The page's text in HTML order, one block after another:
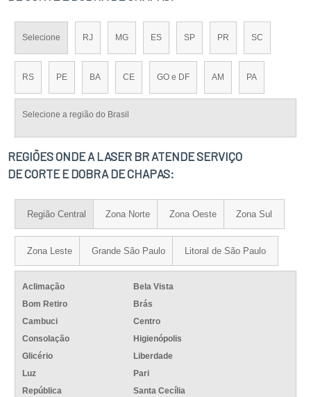
Selecione RJ MG ES SP PR SC
RS PE BA CE GO e DF AM PA
Selecione a região do Brasil
REGIÕES ONDE A LASER BR ATENDE SERVIÇO
DE CORTE E DOBRA DE CHAPAS:
Região Central Zona Norte Zona Oeste Zona Sul
Zona Leste Grande São Paulo Litoral de São Paulo
Aclimação
Bela Vista
Bom Retiro
Brás
Cambuci
Centro
Consolação
Higienópolis
Glicério
Liberdade
Luz
Pari
República
Santa Cecília